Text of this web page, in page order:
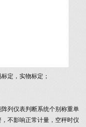
定，实物标定；
列仪表判断系统个别称重单
不影响正常计量，空秤时仪